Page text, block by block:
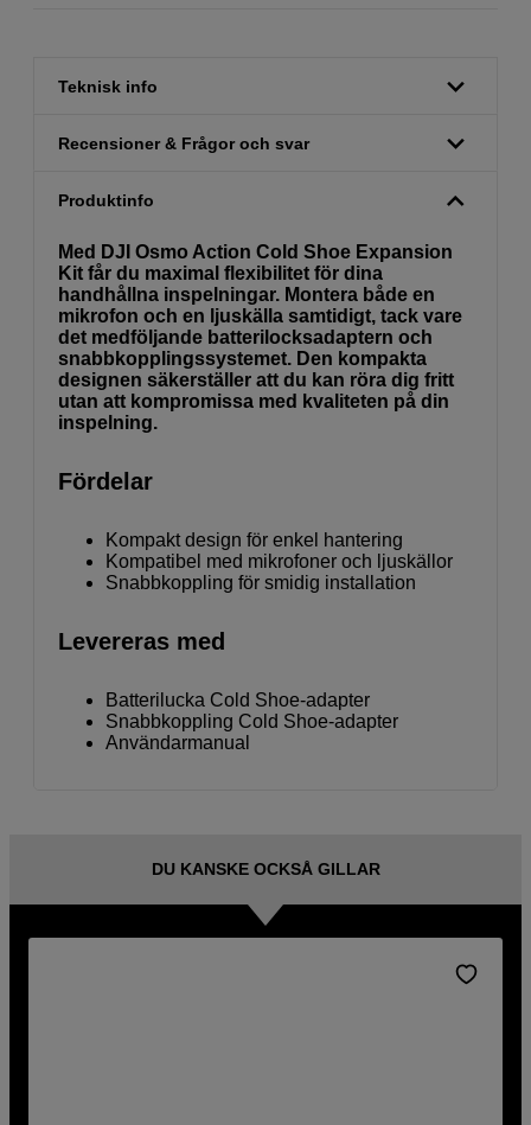
Teknisk info
Recensioner & Frågor och svar
Produktinfo
Med DJI Osmo Action Cold Shoe Expansion
Kit får du maximal flexibilitet för dina
handhållna inspelningar. Montera både en
mikrofon och en ljuskälla samtidigt, tack vare
det medföljande batterilocksadaptern och
snabbkopplingssystemet. Den kompakta
designen säkerställer att du kan röra dig fritt
utan att kompromissa med kvaliteten på din
inspelning.
Fördelar
Kompakt design för enkel hantering
Kompatibel med mikrofoner och ljuskällor
Snabbkoppling för smidig installation
Levereras med
Batterilucka Cold Shoe-adapter
Snabbkoppling Cold Shoe-adapter
Användarmanual
DU KANSKE OCKSÅ GILLAR